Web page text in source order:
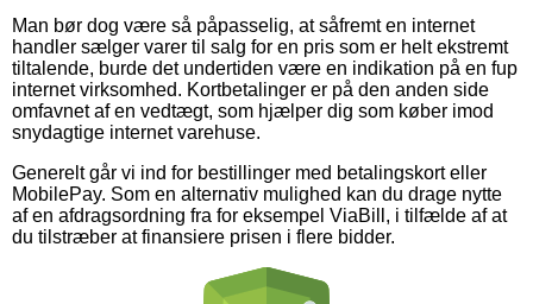
Man bør dog være så påpasselig, at såfremt en internet
handler sælger varer til salg for en pris som er helt ekstremt
tiltalende, burde det undertiden være en indikation på en fup
internet virksomhed. Kortbetalinger er på den anden side
omfavnet af en vedtægt, som hjælper dig som køber imod
snydagtige internet varehuse.
Generelt går vi ind for bestillinger med betalingskort eller
MobilePay. Som en alternativ mulighed kan du drage nytte
af en afdragsordning fra for eksempel ViaBill, i tilfælde af at
du tilstræber at finansiere prisen i flere bidder.